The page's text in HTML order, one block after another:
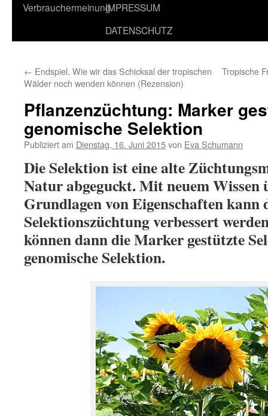
VerbrauchermeinungIMPRESSUM
DATENSCHUTZ
← Endspiel. Wie wir das Schicksal der tropischen
Wälder noch wenden können (Rezension)
Tropische
Pflanzenzüchtung: Marker
genomische Selektion
Publiziert am Dienstag, 16. Juni 2015von Eva Schumann
Die Selektion ist eine alte
Natur abgeguckt. Mit neuem Wissen
Grundlagen von Eigenschaften kann
Selektionszüchtung verbessert
können dann die Marker gestützte
genomische Selektion.